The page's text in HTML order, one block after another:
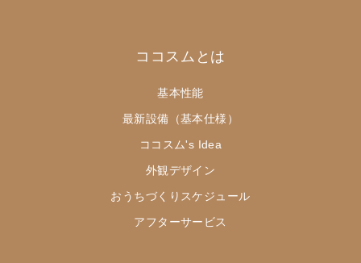
ココスムとは
基本性能
最新設備（基本仕様）
ココスム's Idea
外観デザイン
おうちづくりスケジュール
アフターサービス